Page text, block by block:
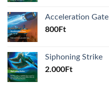
Acceleration Gate
800Ft
Siphoning Strike
2.000Ft